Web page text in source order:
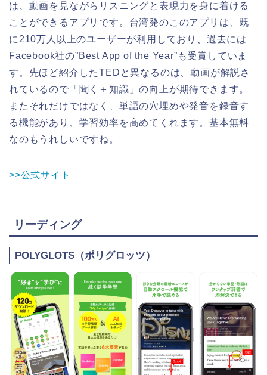
は、動画を見ながらリスニングと表現力を身に着ける
ことができるアプリです。台湾発のこのアプリは、既
に210万人以上のユーザーが利用しており、過去には
Facebook社の”Best App of the Year”も受賞していま
す。先ほど紹介したTEDと異なるのは、動画が解説さ
れているので「聞く＋知識」の向上が期待できます。
またそれだけではなく、単語の穴埋めや発音を録音す
る機能があり、学習効率を高めてくれます。基本無料
なのもうれしいですね。
>>公式サイト
リーディング
POLYGLOTS（ポリグロッツ）